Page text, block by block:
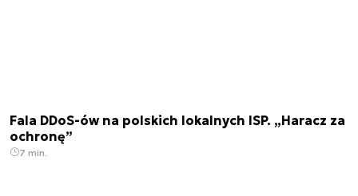
Fala DDoS-ów na polskich lokalnych ISP. „Haracz za
ochronę”
7 min.